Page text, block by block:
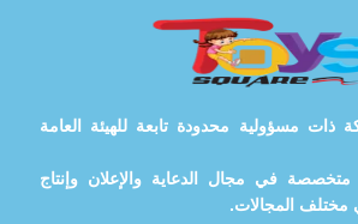
مسؤولية محدودة تابعة للهيئة العامة
تأسست عام 2016 متخصصة في مجال الدعاية والإعلان وإنتاج
مختلف المجالات.